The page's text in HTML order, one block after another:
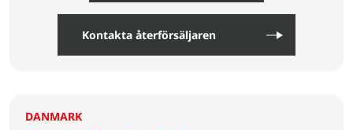
Kontakta återförsäljaren
DANMARK